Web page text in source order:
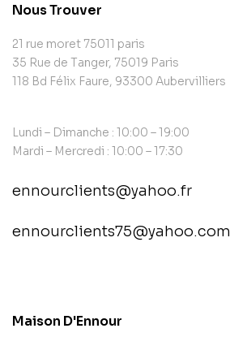
Nous Trouver
21 rue moret 75011 paris
35 Rue de Tanger, 75019 Paris
118 Bd Félix Faure, 93300 Aubervilliers
Lundi – Dimanche : 10:00 – 19:00
Mardi – Mercredi : 10:00 – 17:30
ennourclients@yahoo.fr
ennourclients75@yahoo.com
Maison D'Ennour